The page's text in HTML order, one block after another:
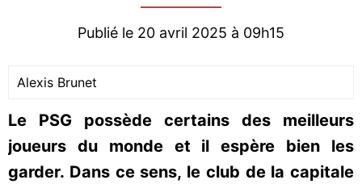
Publié le 20 avril 2025 à 09h15
Alexis Brunet
Le PSG possède certains des meilleurs
joueurs du monde et il espère bien les
garder. Dans ce sens, le club de la capitale